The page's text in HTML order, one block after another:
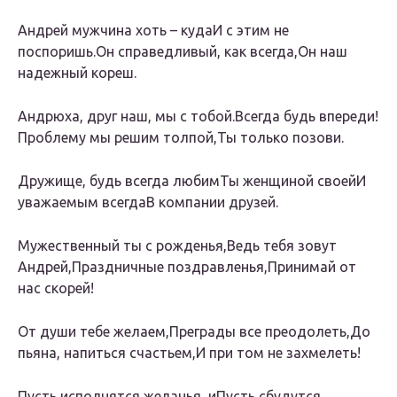
Андрей мужчина хоть – кудаИ с этим не
поспоришь.Он справедливый, как всегда,Он наш
надежный кореш.
Андрюха, друг наш, мы с тобой.Всегда будь впереди!
Проблему мы решим толпой,Ты только позови.
Дружище, будь всегда любимТы женщиной своейИ
уважаемым всегдаВ компании друзей.
Мужественный ты с рожденья,Ведь тебя зовут
Андрей,Праздничные поздравленья,Принимай от
нас скорей!
От души тебе желаем,Преграды все преодолеть,До
пьяна, напиться счастьем,И при том не захмелеть!